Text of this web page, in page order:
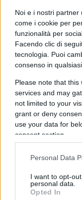
Noi e i nostri partner
come i cookie per
funzionalità per
Facendo clic di
tecnologia. Puoi
consenso in
Please note that
services and may
not limited to your
grant or deny
use your data for
consent section.
Personal Data
I want to opt-
personal data.
Opted In
Insomma, la via
governo giallo-
problema. Per
paradigma o,
evitare di fare la
verso la mucca
evasione
nero ma ne è
fatto per non
chiuderebbe la
senso perché
mondo –